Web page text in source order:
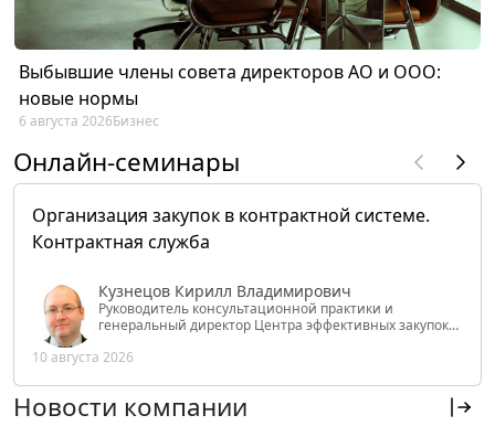
Выбывшие члены совета директоров АО и ООО:
новые нормы
6 августа 2026Бизнес
Онлайн-семинары
Организация закупок в контрактной системе.
Контрактная служба
Кузнецов Кирилл Владимирович
Руководитель консультационной практики и
генеральный директор Центра эффективных закупок
РФ
10 августа 2026
Новости компании